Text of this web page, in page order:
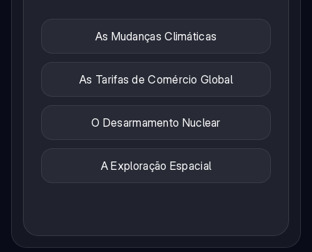
As Mudanças Climáticas
As Tarifas de Comércio Global
O Desarmamento Nuclear
A Exploração Espacial